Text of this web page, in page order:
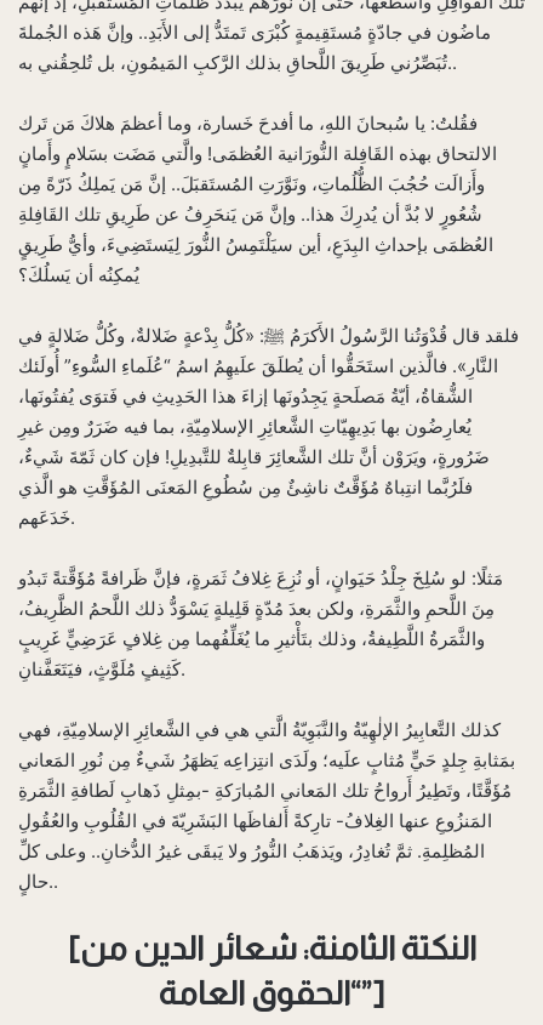
ماضُون في جادّةٍ مُستَقِيمةٍ كُبْرَى تَمتَدُّ إلى الأَبَدِ.. وإنَّ هَذه الجُملةَ
تُبَصِّرُني طَرِيقَ اللَّحاقِ بذلك الرَّكبِ المَيمُونِ، بل تُلحِقُني به..
فقُلتُ: يا سُبحانَ اللهِ، ما أفدحَ خَسارة، وما أعظمَ هلاكَ مَن تَرك
الالتحاق بهذه القَافِلة النُّورَانية العُظمَى! والَّتي مَضَت بسَلامٍ وأَمانٍ
وأَزالَت حُجُبَ الظُّلُماتِ، ونَوَّرَتِ المُستَقبَلَ.. إنَّ مَن يَملِكُ ذَرّةً مِن
شُعُورٍ لا بُدَّ أن يُدرِكَ هذا.. وإنَّ مَن يَنحَرِفُ عن طَرِيقِ تلك القَافِلةِ
العُظمَى بإحداثِ البِدَعِ، أين سيَلْتَمِسُ النُّورَ لِيَستَضِيءَ، وأيُّ طَرِيقٍ
يُمكِنُه أن يَسلُكَ؟
فلقد قال قُدْوَتُنا الرَّسُولُ الأَكرَمُ ﷺ: «كُلُّ بِدْعةٍ ضَلالةٌ، وكُلُّ ضَلالةٍ في
النَّارِ». فالَّذين استَحَقُّوا أن يُطلَقَ علَيهِمُ اسمُ “عُلَماءِ السُّوءِ” أُولَئك
الشُّقاةُ، أيّةُ مَصلَحةٍ يَجِدُونَها إزاءَ هذا الحَدِيثِ في فَتوَى يُفتُونَها،
يُعارِضُون بها بَدِيهِيّاتِ الشَّعائِرِ الإسلامِيّةِ، بما فيه ضَرَرٌ ومِن غيرِ
ضَرُورةٍ، ويَرَوْن أنَّ تلك الشَّعائِرَ قابِلةٌ للتَّبدِيلِ! فإن كان ثَمّةَ شَيءٌ،
فلَرُبَّما انتِباهٌ مُؤَقَّتٌ ناشِئٌ مِن سُطُوعِ المَعنَى المُؤَقَّتِ هو الَّذي
خَدَعَهم.
مَثلًا: لو سُلِخَ جِلْدُ حَيَوانٍ، أو نُزِعَ غِلافُ ثَمَرةٍ، فإنَّ ظَرافةً مُؤَقَّتةً تَبدُو
مِنَ اللَّحمِ والثَّمَرةِ، ولكن بعدَ مُدّةٍ قَلِيلةٍ يَسْوَدُّ ذلك اللَّحمُ الظَّرِيفُ،
والثَّمَرةُ اللَّطِيفةُ، وذلك بتَأْثيرِ ما يُغَلِّفُهما مِن غِلافٍ عَرَضِيٍّ غَرِيبٍ
كَثِيفٍ مُلَوَّثٍ، فيَتَعَفَّنانِ.
كذلك التَّعابِيرُ الإلٰهِيّةُ والنَّبَوِيّةُ الَّتي هي في الشَّعائِرِ الإسلامِيّةِ، فهي
بمَثابةِ جِلدٍ حَيٍّ مُثابٍ علَيه؛ ولَدَى انتِزاعِه يَظهَرُ شَيءٌ مِن نُورِ المَعاني
مُؤَقَّتًا، وتَطِيرُ أَرواحُ تلك المَعاني المُبارَكةِ -بمِثلِ ذَهابِ لَطافةِ الثَّمَرةِ
المَنزُوعِ عنها الغِلافُ- تارِكةً أَلفاظَها البَشَرِيّةَ في القُلُوبِ والعُقُولِ
المُظلِمةِ. ثمَّ تُغادِرُ، ويَذهَبُ النُّورُ ولا يَبقَى غيرُ الدُّخانِ.. وعلى كلِّ
حالٍ..
[النكتة الثامنة: شعائر الدين من
“الحقوق العامة”]